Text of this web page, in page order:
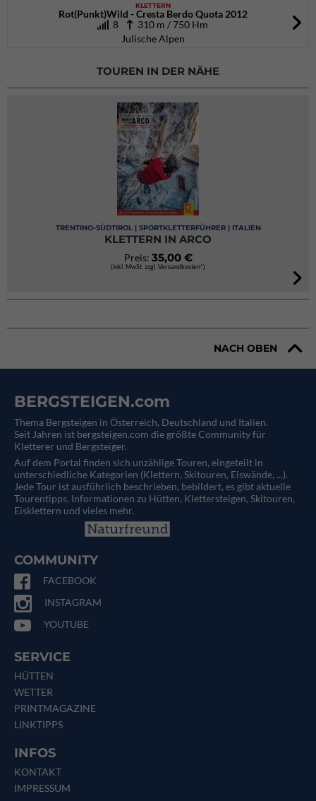
KLETTERN
Rot(Punkt)Wild - Cresta Berdo Quota 2012
8
310 m / 750 Hm
Julische Alpen
TOUREN IN DER NÄHE
TRENTINO-SÜDTIROL | SPORTKLETTERFÜHRER | ITALIEN
KLETTERN IN ARCO
Preis: 35,00 €
(inkl. MwSt. zzgl. Versandkosten*)
NACH OBEN
BERGSTEIGEN.com
Thema Bergsteigen in Österreich, Deutschland und Italien.
Seit Jahren ist bergsteigen.com die größte Community für
Kletterer und Bergsteiger.
Auf dem Portal finden sich unzählige Touren, eingeteilt in
unterschiedliche Kategorien (Klettern, Skitouren, Eiswände, ...).
Jede Tour ist ausführlich beschrieben, bebildert, es gibt aktuelle
Tourentipps, Informationen zu Hütten, Klettersteigen, Skitouren,
Eisklettern und vieles mehr.
COMMUNITY
FACEBOOK
INSTAGRAM
YOUTUBE
SERVICE
HÜTTEN
WETTER
PRINTMAGAZINE
LINKTIPPS
INFOS
KONTAKT
IMPRESSUM